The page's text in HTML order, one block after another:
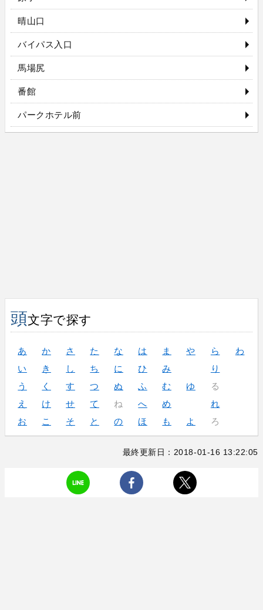
晴山口
バイパス入口
馬場尻
番館
パークホテル前
頭文字で探す
あ か さ た な は ま や ら
わ
い
き し ち に ひ み
り
う
く す つ ぬ ふ む ゆ
る
え
け せ て ね へ め
れ
お
こ そ と の ほ も よ ろ
最終更新日：2018-01-16 13:22:05